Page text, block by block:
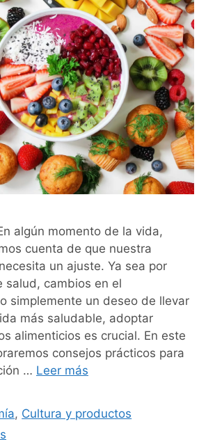
algún momento de la vida,
cuenta de que nuestra
un ajuste. Ya sea por
salud, cambios en el
simplemente un deseo de llevar
más saludable, adoptar
alimenticios es crucial. En este
consejos prácticos para
… Leer más
, Cultura y productos